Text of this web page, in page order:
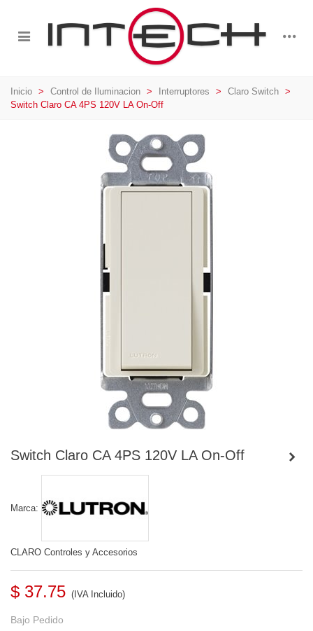
Inicio > Control de Iluminacion > Interruptores > Claro Switch >
Switch Claro CA 4PS 120V LA On-Off
Switch Claro CA 4PS 120V LA On-Off
Marca:
CLARO Controles y Accesorios
$ 37.75 (IVA Incluido)
Bajo Pedido